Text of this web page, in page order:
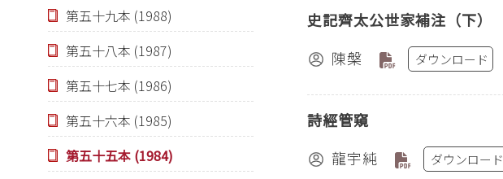
第五十九本 (1988)
第五十八本 (1987)
第五十七本 (1986)
第五十六本 (1985)
第五十五本 (1984)
史記齊太公世家補注（下）
陳槃
ダウンロード
詩經管窺
龍宇純
ダウンロード